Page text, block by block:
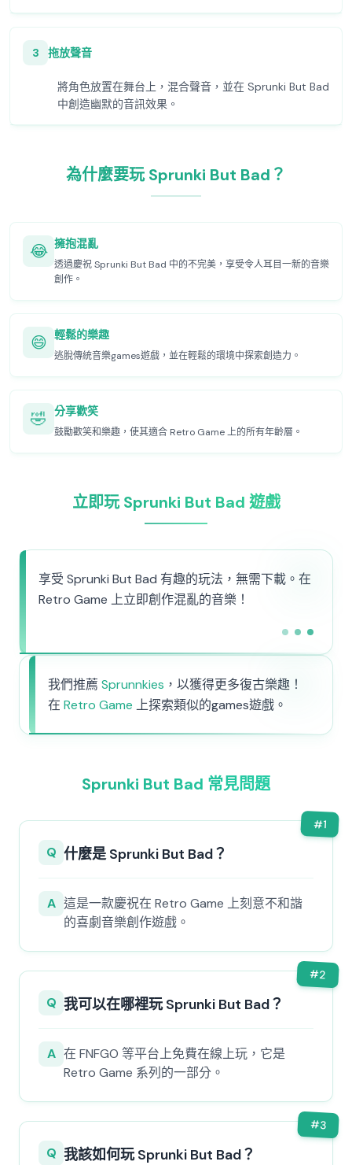
3 拖放聲音
將角色放置在舞台上，混合聲音，並在 Sprunki But Bad
中創造幽默的音訊效果。
為什麼要玩 Sprunki But Bad？
😂 擁抱混亂
透過慶祝 Sprunki But Bad 中的不完美，享受令人耳目一新的音樂
創作。
😄 輕鬆的樂趣
逃脫傳統音樂games遊戲，並在輕鬆的環境中探索創造力。
🤣 分享歡笑
鼓勵歡笑和樂趣，使其適合 Retro Game 上的所有年齡層。
立即玩 Sprunki But Bad 遊戲
享受 Sprunki But Bad 有趣的玩法，無需下載。在
Retro Game 上立即創作混亂的音樂！
我們推薦 Sprunnkies ，以獲得更多復古樂趣！
在 Retro Game 上探索類似的games遊戲。
Sprunki But Bad 常見問題
#1
Q 什麼是 Sprunki But Bad？
A 這是一款慶祝在 Retro Game 上刻意不和諧
的喜劇音樂創作遊戲。
#2
Q 我可以在哪裡玩 Sprunki But Bad？
A 在 FNFGO 等平台上免費在線上玩，它是
Retro Game 系列的一部分。
#3
Q 我該如何玩 Sprunki But Bad？